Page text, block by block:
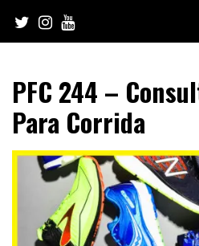
content
PFC 244 –
Para Corrida